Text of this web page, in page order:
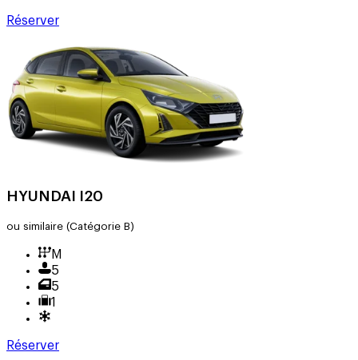
Réserver
HYUNDAI I20
ou similaire (Catégorie B)
M
5
5
1
Réserver